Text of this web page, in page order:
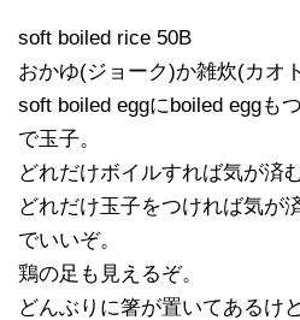
soft boiled rice 50B
おかゆ(ジョーク)か雑炊(カオ
soft boiled eggにboiled eggも
で玉子。
どれだけボイルすれば気が済
どれだけ玉子をつければ気が
でいいぞ。
鶏の足も見えるぞ。
どんぶりに箸が置いてあるけ